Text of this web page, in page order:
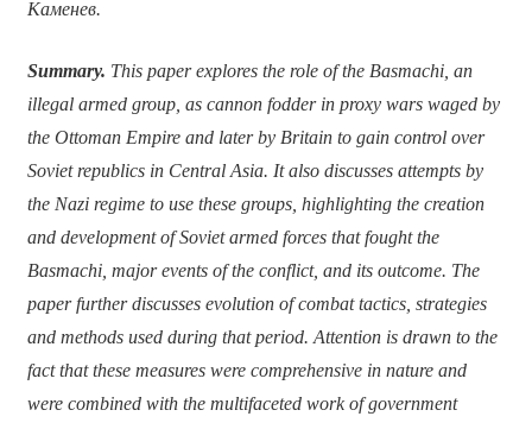
Каменев.
Summary. This paper explores the role of the Basmachi, an
illegal armed group, as cannon fodder in proxy wars waged by
the Ottoman Empire and later by Britain to gain control over
Soviet republics in Central Asia. It also discusses attempts by
the Nazi regime to use these groups, highlighting the creation
and development of Soviet armed forces that fought the
Basmachi, major events of the conflict, and its outcome. The
paper further discusses evolution of combat tactics, strategies
and methods used during that period. Attention is drawn to the
fact that these measures were comprehensive in nature and
were combined with the multifaceted work of government